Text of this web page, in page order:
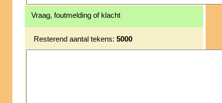
Vraag, foutmelding of klacht
Resterend aantal tekens: 5000